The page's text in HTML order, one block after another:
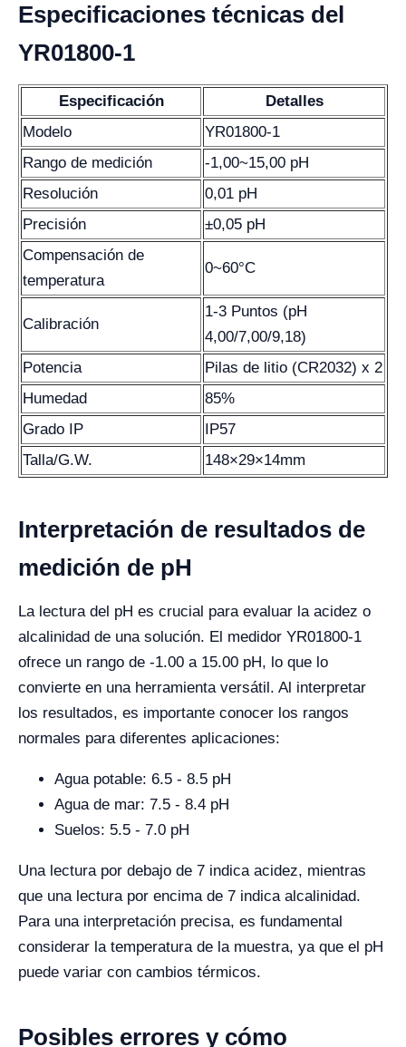
Especificaciones técnicas del
YR01800-1
Especificación
Detalles
Modelo
YR01800-1
Rango de medición
-1,00~15,00 pH
Resolución
0,01 pH
Precisión
±0,05 pH
Compensación de
temperatura
0~60°C
Calibración
1-3 Puntos (pH
4,00/7,00/9,18)
Potencia
Pilas de litio (CR2032) x 2
Humedad
85%
Grado IP
IP57
Talla/G.W.
148×29×14mm
Interpretación de resultados de
medición de pH
La lectura del pH es crucial para evaluar la acidez o
alcalinidad de una solución. El medidor YR01800-1
ofrece un rango de -1.00 a 15.00 pH, lo que lo
convierte en una herramienta versátil. Al interpretar
los resultados, es importante conocer los rangos
normales para diferentes aplicaciones:
Agua potable: 6.5 - 8.5 pH
Agua de mar: 7.5 - 8.4 pH
Suelos: 5.5 - 7.0 pH
Una lectura por debajo de 7 indica acidez, mientras
que una lectura por encima de 7 indica alcalinidad.
Para una interpretación precisa, es fundamental
considerar la temperatura de la muestra, ya que el pH
puede variar con cambios térmicos.
Posibles errores y cómo